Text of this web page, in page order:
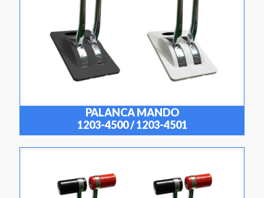
PALANCA MANDO
1203-4500 / 1203-4501